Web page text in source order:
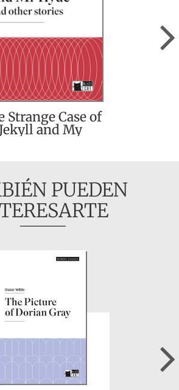
Strange Case of
and My
PUEDEN